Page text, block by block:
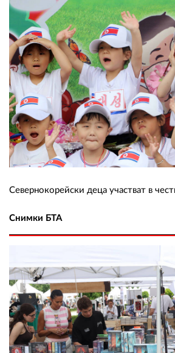
Севернокорейски деца участват в
Снимки БТА